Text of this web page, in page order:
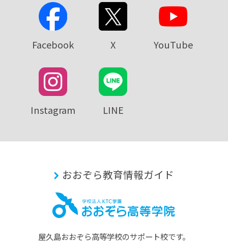
Facebook X YouTube
Instagram LINE
おおぞら教育情報ガイド
屋久島おおぞら⾼等学校のサポート校です。